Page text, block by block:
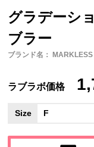
グラデーシ
ブラー
ブランド名：
ラブラボ価格
Size F